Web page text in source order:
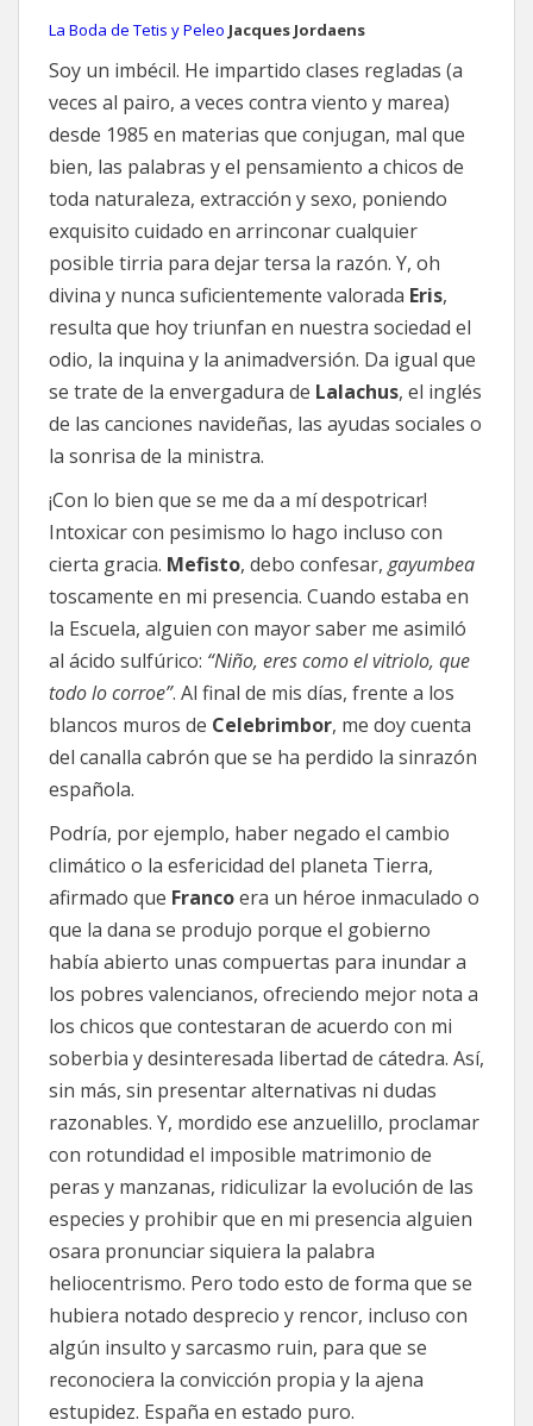
La Boda de Tetis y Peleo Jacques Jordaens
Soy un imbécil. He impartido clases regladas (a
veces al pairo, a veces contra viento y marea)
desde 1985 en materias que conjugan, mal que
bien, las palabras y el pensamiento a chicos de
toda naturaleza, extracción y sexo, poniendo
exquisito cuidado en arrinconar cualquier
posible tirria para dejar tersa la razón. Y, oh
divina y nunca suficientemente valorada Eris,
resulta que hoy triunfan en nuestra sociedad el
odio, la inquina y la animadversión. Da igual que
se trate de la envergadura de Lalachus, el inglés
de las canciones navideñas, las ayudas sociales o
la sonrisa de la ministra.
¡Con lo bien que se me da a mí despotricar!
Intoxicar con pesimismo lo hago incluso con
cierta gracia. Mefisto, debo confesar, gayumbea
toscamente en mi presencia. Cuando estaba en
la Escuela, alguien con mayor saber me asimiló
al ácido sulfúrico: “Niño, eres como el vitriolo, que
todo lo corroe”. Al final de mis días, frente a los
blancos muros de Celebrimbor, me doy cuenta
del canalla cabrón que se ha perdido la sinrazón
española.
Podría, por ejemplo, haber negado el cambio
climático o la esfericidad del planeta Tierra,
afirmado que Francoera un héroe inmaculado o
que la dana se produjo porque el gobierno
había abierto unas compuertas para inundar a
los pobres valencianos, ofreciendo mejor nota a
los chicos que contestaran de acuerdo con mi
soberbia y desinteresada libertad de cátedra. Así,
sin más, sin presentar alternativas ni dudas
razonables. Y, mordido ese anzuelillo, proclamar
con rotundidad el imposible matrimonio de
peras y manzanas, ridiculizar la evolución de las
especies y prohibir que en mi presencia alguien
osara pronunciar siquiera la palabra
heliocentrismo. Pero todo esto de forma que se
hubiera notado desprecio y rencor, incluso con
algún insulto y sarcasmo ruin, para que se
reconociera la convicción propia y la ajena
estupidez. España en estado puro.